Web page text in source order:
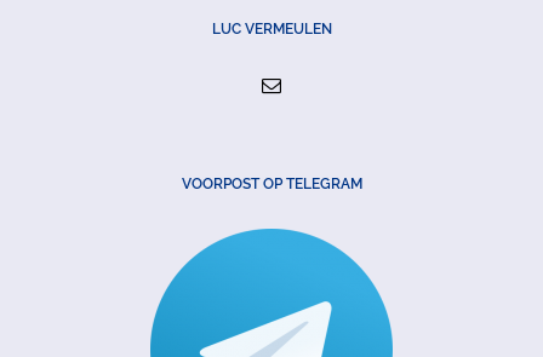
LUC VERMEULEN
VOORPOST OP TELEGRAM